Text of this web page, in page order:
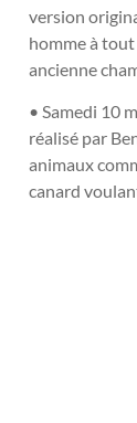
version
homme à tout
ancienne
• Samedi 10
réalisé par
animaux
canard